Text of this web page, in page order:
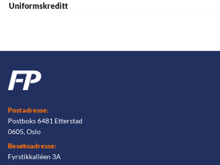
Uniformskreditt
Postadresse:
Postboks 6481 Etterstad
0605, Oslo
Besøksadresse:
Fyrstikkalléen 3A